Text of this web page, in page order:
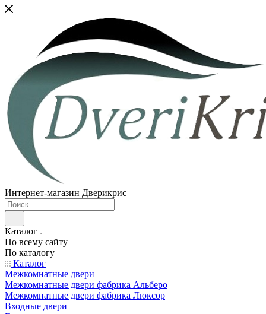
Интернет-магазин Дверикрис
Каталог
По всему сайту
По каталогу
Каталог
Межкомнатные двери
Межкомнатные двери фабрика Альберо
Межкомнатные двери фабрика Люксор
Входные двери